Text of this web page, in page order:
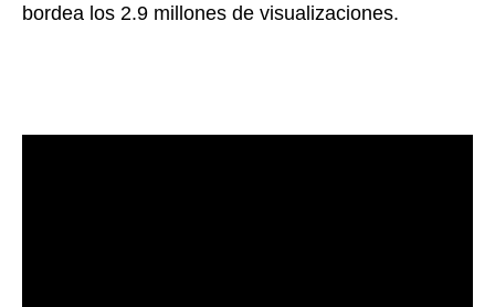
bordea los 2.9 millones de visualizaciones.